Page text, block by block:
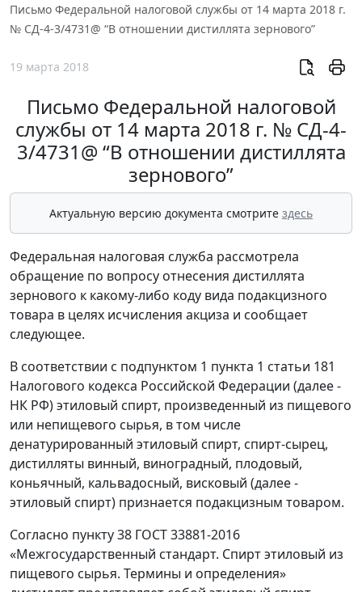
Письмо Федеральной налоговой службы от 14 марта 2018 г.
№ СД-4-3/4731@ “В отношении дистиллята зернового”
19 марта 2018
Письмо Федеральной налоговой
службы от 14 марта 2018 г. № СД-4-
3/4731@ “В отношении дистиллята
зернового”
Актуальную версию документа смотрите здесь
Федеральная налоговая служба рассмотрела
обращение по вопросу отнесения дистиллята
зернового к какому-либо коду вида подакцизного
товара в целях исчисления акциза и сообщает
следующее.
В соответствии с подпунктом 1 пункта 1 статьи 181
Налогового кодекса Российской Федерации (далее -
НК РФ) этиловый спирт, произведенный из пищевого
или непищевого сырья, в том числе
денатурированный этиловый спирт, спирт-сырец,
дистилляты винный, виноградный, плодовый,
коньячный, кальвадосный, висковый (далее -
этиловый спирт) признается подакцизным товаром.
Согласно пункту 38 ГОСТ 33881-2016
«Межгосударственный стандарт. Спирт этиловый из
пищевого сырья. Термины и определения»